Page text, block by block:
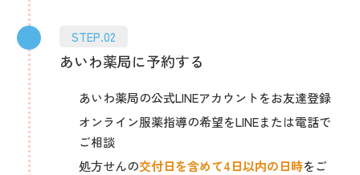
STEP.02
あいわ薬局に予約する
あいわ薬局の公式LINEアカウントをお友達登録
オンライン服薬指導の希望をLINEまたは電話で
ご相談
処方せんの交付日を含めて4日以内の日時をご